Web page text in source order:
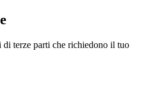
terze parti che richiedono il tuo